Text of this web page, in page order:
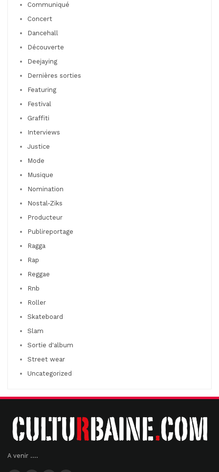
Communiqué
Concert
Dancehall
Découverte
Deejaying
Dernières sorties
Featuring
Festival
Graffiti
Interviews
Justice
Mode
Musique
Nomination
Nostal-Ziks
Producteur
Publireportage
Ragga
Rap
Reggae
Rnb
Roller
Skateboard
Slam
Sortie d'album
Street wear
Uncategorized
A venir ....